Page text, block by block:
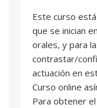
Este curso
que se inician
orales, y para
contrastar/
actuación en
Curso online
Para obtener